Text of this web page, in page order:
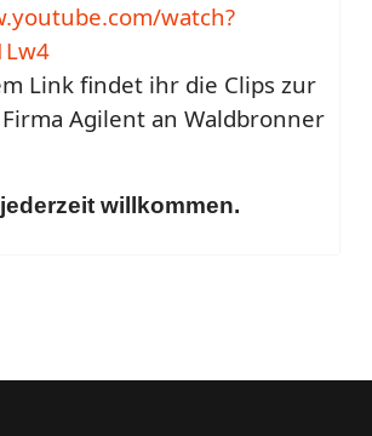
watch?
Link findet ihr die Clips zur
Agilent an Waldbronner
willkommen.